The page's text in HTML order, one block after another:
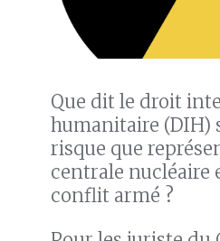
Que dit le droit
humanitaire (DIH)
risque que
centrale nucléaire
conflit armé ?